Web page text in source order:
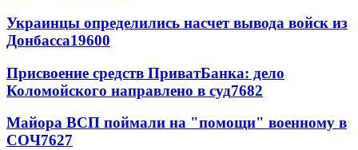
Украинцы определились насчет вывода войск из
Донбасса19600
Присвоение средств ПриватБанка: дело
Коломойского направлено в суд7682
Майора ВСП поймали на "помощи" военному в
СОЧ7627